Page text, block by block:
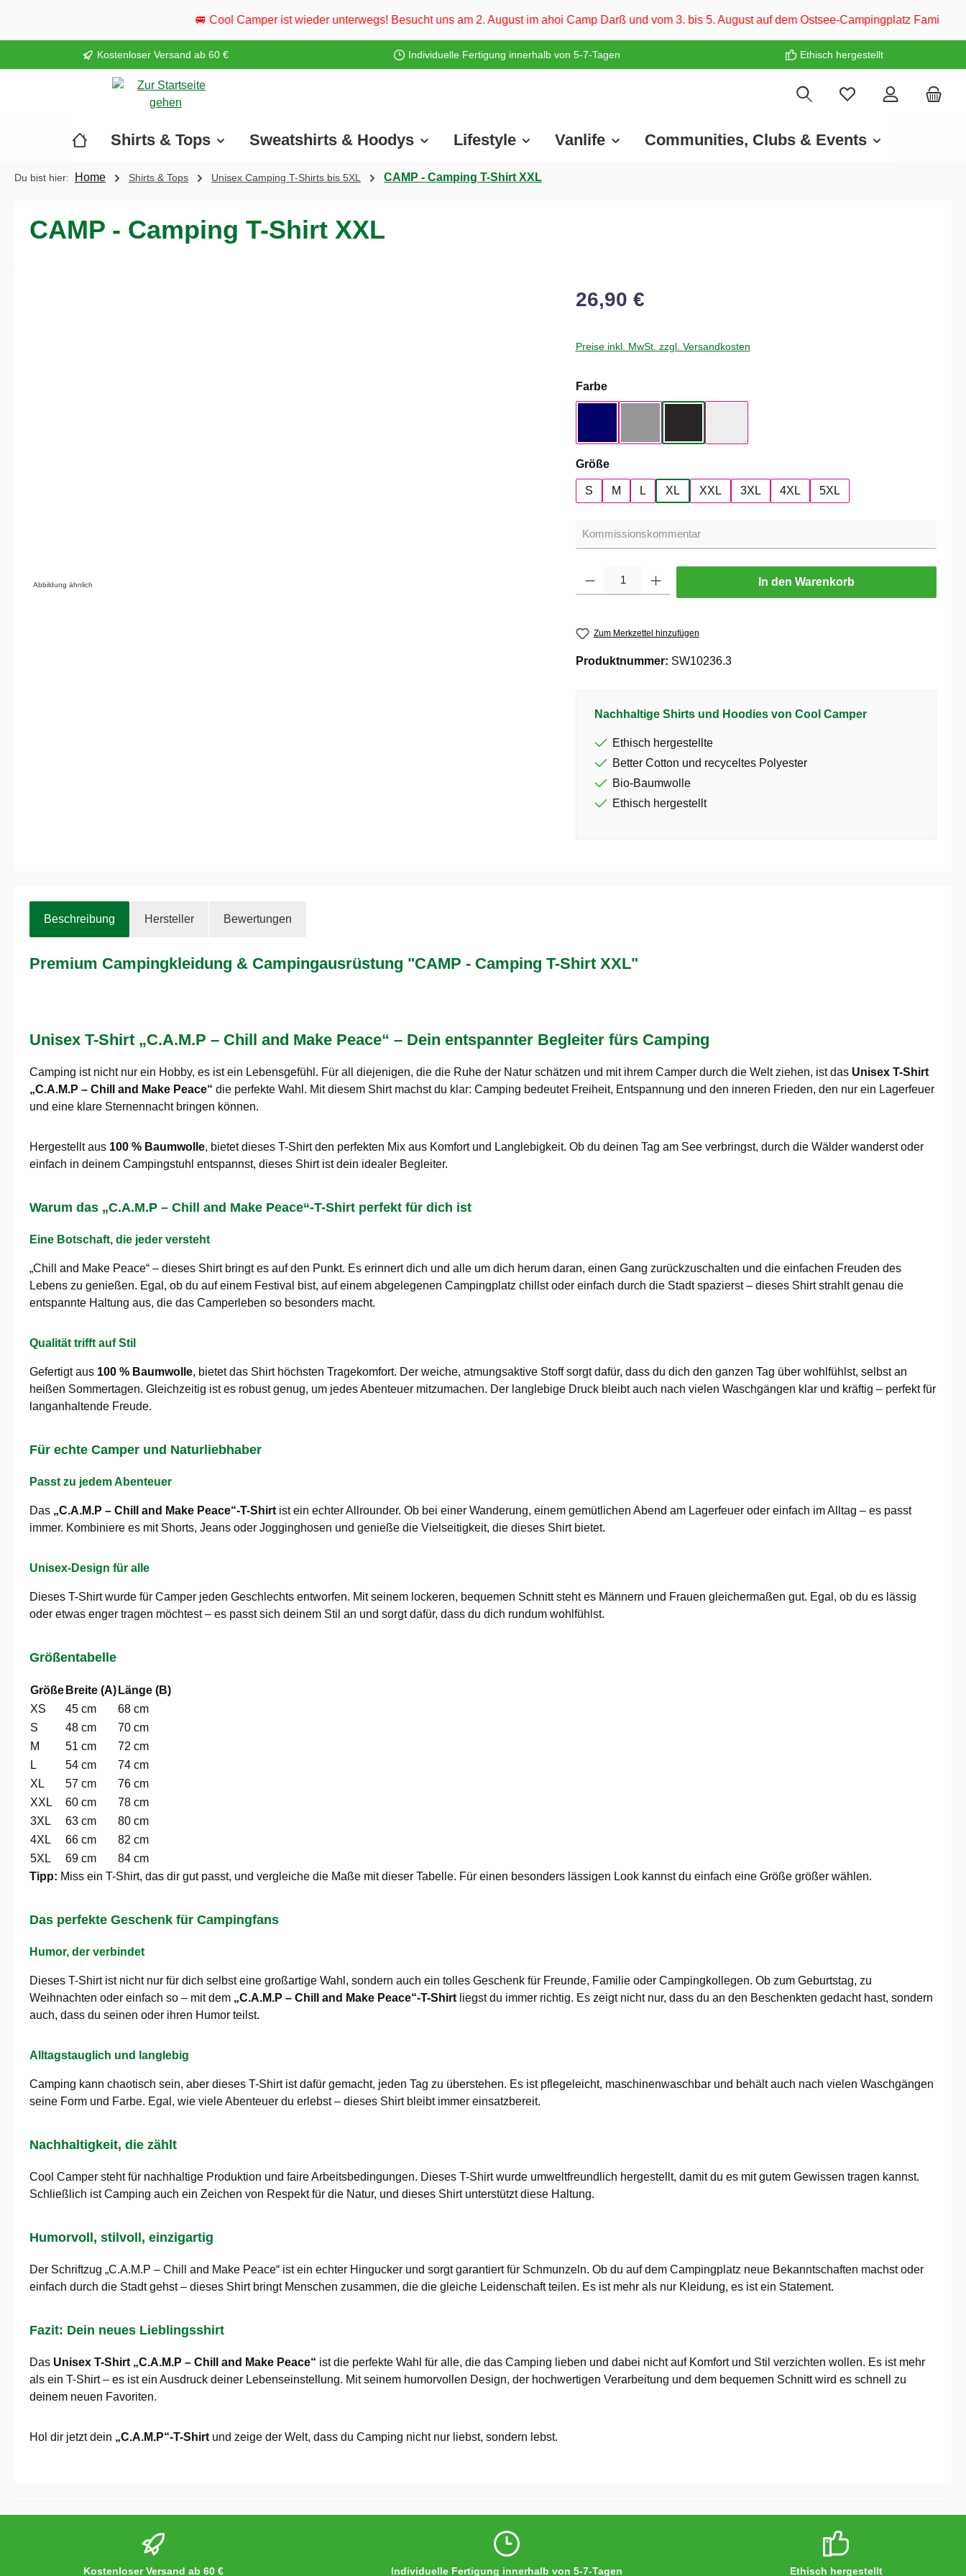
Zur Hauptnavigation springen
🚐 Cool Camper ist wieder unterwegs! Besucht uns am 2. August im ahoi Camp Darß und vom 3. bis 5. August auf dem Ostsee-Campingplatz Familie Heide. Wir freuen uns
Kostenloser Versand ab 60 € Individuelle Fertigung innerhalb von 5-7-Tagen Ethisch hergestellt
Shirts & Tops Sweatshirts & Hoodys Lifestyle Vanlife Communities, Clubs & Events
Du bist hier: Home Shirts & Tops Unisex Camping T-Shirts bis 5XL CAMP - Camping T-Shirt XXL
CAMP - Camping T-Shirt XXL
Abbildung ähnlich
26,90 €
Preise inkl. MwSt. zzgl. Versandkosten
Farbeauswählen
Größeauswählen
S M L XL XXL 3XL 4XL 5XL
In den Warenkorb
Zum Merkzettel hinzufügen
Produktnummer: SW10236.3
Nachhaltige Shirts und Hoodies von Cool Camper
Ethisch hergestellte
Better Cotton und recyceltes Polyester
Bio-Baumwolle
Ethisch hergestellt
Beschreibung Hersteller Bewertungen
Premium Campingkleidung & Campingausrüstung "CAMP - Camping T-Shirt XXL"
Unisex T-Shirt „C.A.M.P – Chill and Make Peace“ – Dein entspannter Begleiter fürs Camping
Camping ist nicht nur ein Hobby, es ist ein Lebensgefühl. Für all diejenigen, die die Ruhe der Natur schätzen und mit ihrem Camper durch die Welt ziehen, ist das Unisex T-Shirt
„C.A.M.P – Chill and Make Peace“ die perfekte Wahl. Mit diesem Shirt machst du klar: Camping bedeutet Freiheit, Entspannung und den inneren Frieden, den nur ein Lagerfeuer
und eine klare Sternennacht bringen können.
Hergestellt aus 100 % Baumwolle, bietet dieses T-Shirt den perfekten Mix aus Komfort und Langlebigkeit. Ob du deinen Tag am See verbringst, durch die Wälder wanderst oder
einfach in deinem Campingstuhl entspannst, dieses Shirt ist dein idealer Begleiter.
Warum das „C.A.M.P – Chill and Make Peace“-T-Shirt perfekt für dich ist
Eine Botschaft, die jeder versteht
„Chill and Make Peace“ – dieses Shirt bringt es auf den Punkt. Es erinnert dich und alle um dich herum daran, einen Gang zurückzuschalten und die einfachen Freuden des
Lebens zu genießen. Egal, ob du auf einem Festival bist, auf einem abgelegenen Campingplatz chillst oder einfach durch die Stadt spazierst – dieses Shirt strahlt genau die
entspannte Haltung aus, die das Camperleben so besonders macht.
Qualität trifft auf Stil
Gefertigt aus 100 % Baumwolle, bietet das Shirt höchsten Tragekomfort. Der weiche, atmungsaktive Stoff sorgt dafür, dass du dich den ganzen Tag über wohlfühlst, selbst an
heißen Sommertagen. Gleichzeitig ist es robust genug, um jedes Abenteuer mitzumachen. Der langlebige Druck bleibt auch nach vielen Waschgängen klar und kräftig – perfekt für
langanhaltende Freude.
Für echte Camper und Naturliebhaber
Passt zu jedem Abenteuer
Das „C.A.M.P – Chill and Make Peace“-T-Shirt ist ein echter Allrounder. Ob bei einer Wanderung, einem gemütlichen Abend am Lagerfeuer oder einfach im Alltag – es passt
immer. Kombiniere es mit Shorts, Jeans oder Jogginghosen und genieße die Vielseitigkeit, die dieses Shirt bietet.
Unisex-Design für alle
Dieses T-Shirt wurde für Camper jeden Geschlechts entworfen. Mit seinem lockeren, bequemen Schnitt steht es Männern und Frauen gleichermaßen gut. Egal, ob du es lässig
oder etwas enger tragen möchtest – es passt sich deinem Stil an und sorgt dafür, dass du dich rundum wohlfühlst.
Größentabelle
Größe Breite (A) Länge (B)
XS
45 cm
68 cm
S
48 cm
70 cm
M
51 cm
72 cm
L
54 cm
74 cm
XL
57 cm
76 cm
XXL
60 cm
78 cm
3XL
63 cm
80 cm
4XL
66 cm
82 cm
5XL
69 cm
84 cm
Tipp: Miss ein T-Shirt, das dir gut passt, und vergleiche die Maße mit dieser Tabelle. Für einen besonders lässigen Look kannst du einfach eine Größe größer wählen.
Das perfekte Geschenk für Campingfans
Humor, der verbindet
Dieses T-Shirt ist nicht nur für dich selbst eine großartige Wahl, sondern auch ein tolles Geschenk für Freunde, Familie oder Campingkollegen. Ob zum Geburtstag, zu
Weihnachten oder einfach so – mit dem „C.A.M.P – Chill and Make Peace“-T-Shirt liegst du immer richtig. Es zeigt nicht nur, dass du an den Beschenkten gedacht hast, sondern
auch, dass du seinen oder ihren Humor teilst.
Alltagstauglich und langlebig
Camping kann chaotisch sein, aber dieses T-Shirt ist dafür gemacht, jeden Tag zu überstehen. Es ist pflegeleicht, maschinenwaschbar und behält auch nach vielen Waschgängen
seine Form und Farbe. Egal, wie viele Abenteuer du erlebst – dieses Shirt bleibt immer einsatzbereit.
Nachhaltigkeit, die zählt
Cool Camper steht für nachhaltige Produktion und faire Arbeitsbedingungen. Dieses T-Shirt wurde umweltfreundlich hergestellt, damit du es mit gutem Gewissen tragen kannst.
Schließlich ist Camping auch ein Zeichen von Respekt für die Natur, und dieses Shirt unterstützt diese Haltung.
Humorvoll, stilvoll, einzigartig
Der Schriftzug „C.A.M.P – Chill and Make Peace“ ist ein echter Hingucker und sorgt garantiert für Schmunzeln. Ob du auf dem Campingplatz neue Bekanntschaften machst oder
einfach durch die Stadt gehst – dieses Shirt bringt Menschen zusammen, die die gleiche Leidenschaft teilen. Es ist mehr als nur Kleidung, es ist ein Statement.
Fazit: Dein neues Lieblingsshirt
Das Unisex T-Shirt „C.A.M.P – Chill and Make Peace“ ist die perfekte Wahl für alle, die das Camping lieben und dabei nicht auf Komfort und Stil verzichten wollen. Es ist mehr
als ein T-Shirt – es ist ein Ausdruck deiner Lebenseinstellung. Mit seinem humorvollen Design, der hochwertigen Verarbeitung und dem bequemen Schnitt wird es schnell zu
deinem neuen Favoriten.
Hol dir jetzt dein „C.A.M.P“-T-Shirt und zeige der Welt, dass du Camping nicht nur liebst, sondern lebst.
Kostenloser Versand ab 60 € Individuelle Fertigung innerhalb von 5-7-Tagen Ethisch hergestellt